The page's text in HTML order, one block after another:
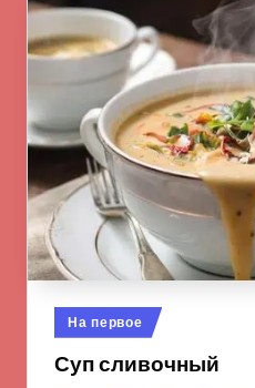
Опубликовано
в
На первое
Суп сливочный